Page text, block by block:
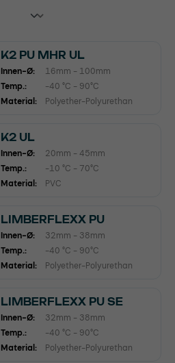
K2 PU MHR UL
Innen-Ø:
16mm - 100mm
Temp.:
-40 °C - 90°C
Material:
Polyether-Polyurethan
K2 UL
Innen-Ø:
20mm - 45mm
Temp.:
-10 °C - 70°C
Material:
PVC
LIMBERFLEXX PU
Innen-Ø:
32mm - 38mm
Temp.:
-40 °C - 90°C
Material:
Polyether-Polyurethan
LIMBERFLEXX PU SE
Innen-Ø:
32mm - 38mm
Temp.:
-40 °C - 90°C
Material:
Polyether-Polyurethan